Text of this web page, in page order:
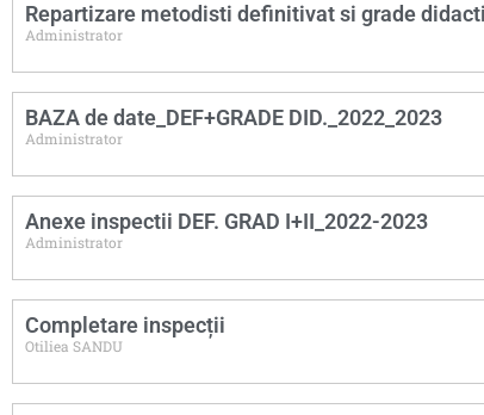
Repartizare metodisti definitivat si grade
Administrator
BAZA de date_DEF+GRADE DID._2022_2023
Administrator
Anexe inspectii DEF. GRAD I+II_2022-2023
Administrator
Completare inspecții
Otiliea SANDU